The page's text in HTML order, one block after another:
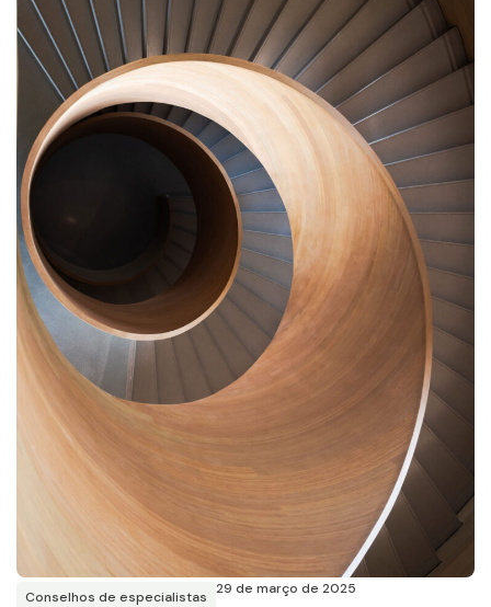
Conselhos de especialistas 29 de março de 2025